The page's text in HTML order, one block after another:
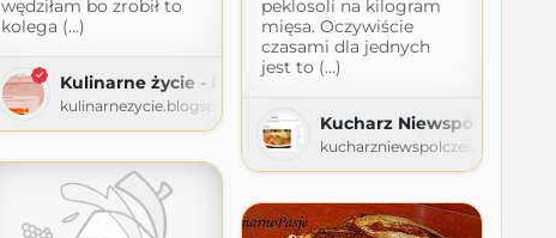
wędziłam bo zrobił to
kolega (...)
Kulinarne życie - blog kulinarny
kulinarnezycie.blogspot.com
peklosoli na kilogram
mięsa. Oczywiście
czasami dla jednych
jest to (...)
Kucharz Niewspółczesny